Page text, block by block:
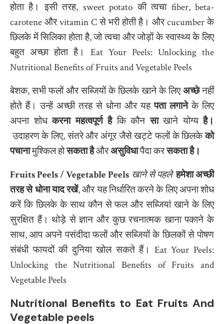
होता है। इसी तरह, sweet potato की त्वचा fiber, beta-
carotene और vitamin C से भरी होती है। और cucumber के
छिलके में सिलिका होता है, जो त्वचा और जोड़ों के स्वास्थ्य के लिए
बहुत अच्छा होता है। Eat Your Peels: Unlocking the
Nutritional Benefits of Fruits and Vegetable Peels
बेशक, सभी फलों और सब्जियों के छिलके खाने के लिएअच्छेनहीं
होते हैं। उन्हें अच्छी तरह से धोना और यहपता लगानेके लिए
अपना शोधकरना महत्वपूर्ण हैकि कौनसाखाने योग्यहै।
उदाहरण के लिए, संतरे और अंगूर जैसे खट्टे फलों के छिलकेको
पचानामुश्किल होसकता हैऔरअसुविधापैदा करसकता है।
Fruits Peels / Vegetable Peels खाने से पहले हमेशा अच्छी
तरह से धोना याद रखें, और यह निर्धारित करने के लिए अपना शोध
करें कि छिलके के साथ कौन से फल और सब्जियां खाने के लिए
सुरक्षित हैं। थोड़े से ज्ञान और कुछ रचनात्मक खाना पकाने के
साथ, आप अपने पसंदीदा फलों और सब्जियों के छिलकों से पोषण
संबंधी फायदों की दुनिया खोल सकते हैं। Eat Your Peels:
Unlocking the Nutritional Benefits of Fruits and
Vegetable Peels
Nutritional Benefits to Eat Fruits And
Vegetable peels